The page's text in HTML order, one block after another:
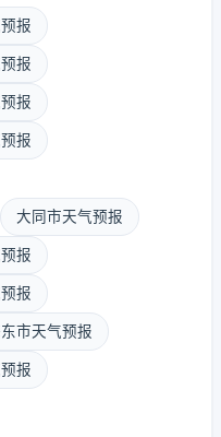
报
报
报
报
大同市天气预报
报
报
市天气预报
报